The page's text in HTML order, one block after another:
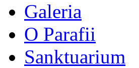
Galeria
O Parafii
Sanktuarium